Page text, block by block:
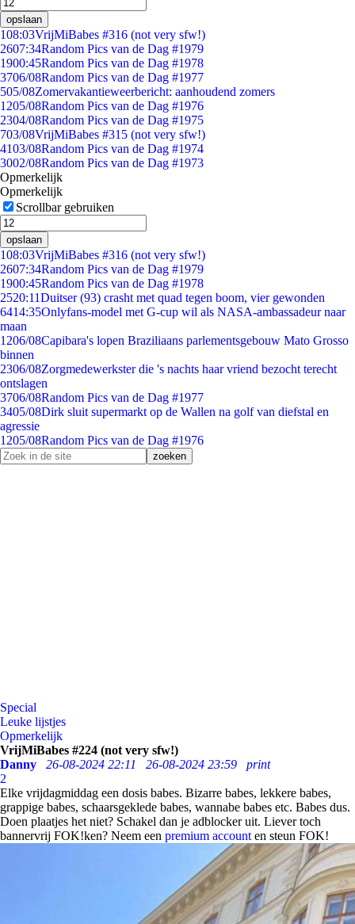
opslaan
108:03VrijMiBabes #316 (not very sfw!)
2607:34Random Pics van de Dag #1979
1900:45Random Pics van de Dag #1978
3706/08Random Pics van de Dag #1977
505/08Zomervakantieweerbericht: aanhoudend zomers
1205/08Random Pics van de Dag #1976
2304/08Random Pics van de Dag #1975
703/08VrijMiBabes #315 (not very sfw!)
4103/08Random Pics van de Dag #1974
3002/08Random Pics van de Dag #1973
Opmerkelijk
Opmerkelijk
Scrollbar gebruiken
opslaan
108:03VrijMiBabes #316 (not very sfw!)
2607:34Random Pics van de Dag #1979
1900:45Random Pics van de Dag #1978
2520:11Duitser (93) crasht met quad tegen boom, vier gewonden
6414:35Onlyfans-model met G-cup wil als NASA-ambassadeur naar
maan
1206/08Capibara's lopen Braziliaans parlementsgebouw Mato Grosso
binnen
2306/08Zorgmedewerkster die 's nachts haar vriend bezocht terecht
ontslagen
3706/08Random Pics van de Dag #1977
3405/08Dirk sluit supermarkt op de Wallen na golf van diefstal en
agressie
1205/08Random Pics van de Dag #1976
Special
Leuke lijstjes
Opmerkelijk
VrijMiBabes #224 (not very sfw!)
Danny
26-08-2024 22:11 26-08-2024 23:59
print
2
Elke vrijdagmiddag een dosis babes. Bizarre babes, lekkere babes,
grappige babes, schaarsgeklede babes, wannabe babes etc. Babes dus.
Doen plaatjes het niet? Schakel dan je adblocker uit. Liever toch
bannervrij FOK!ken? Neem een premium account en steun FOK!